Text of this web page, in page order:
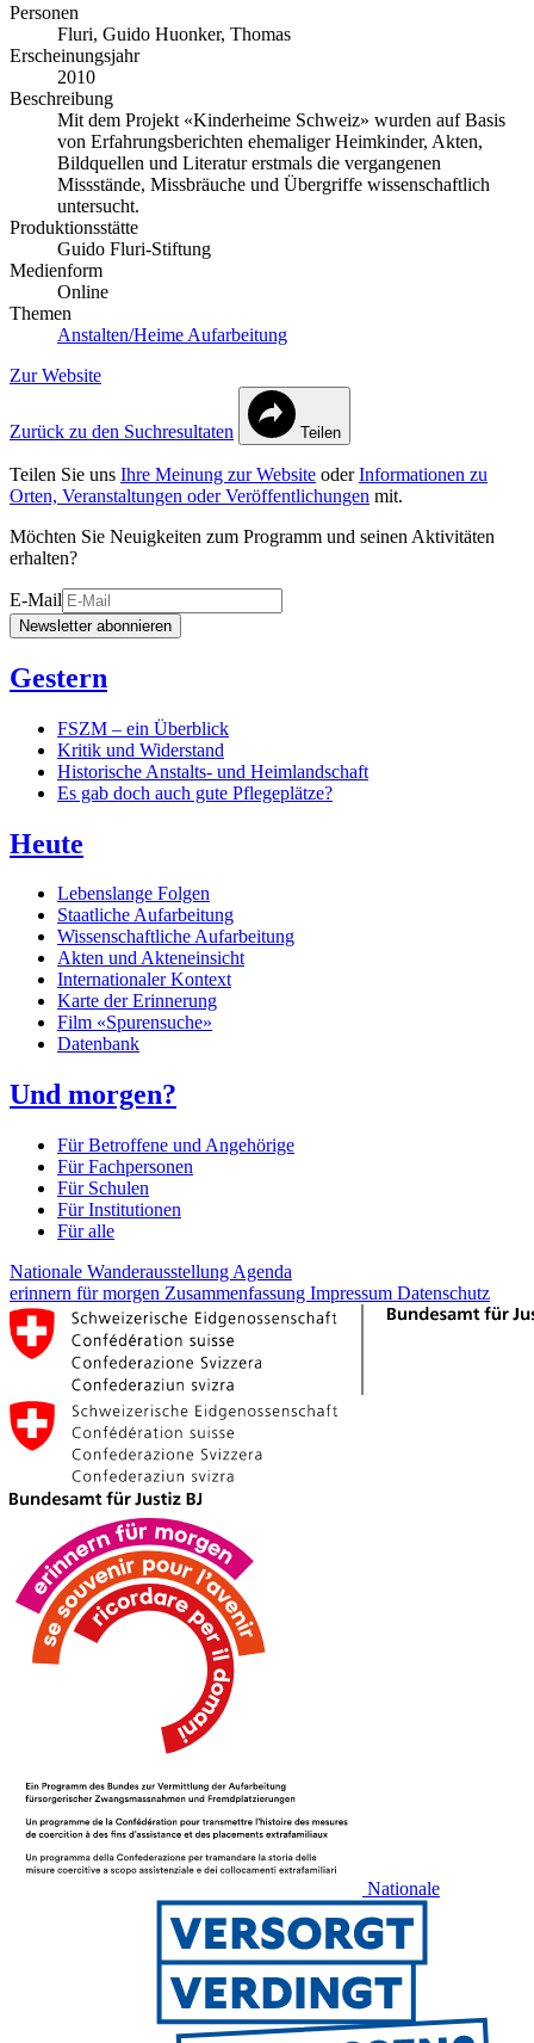
Personen
Fluri, Guido Huonker, Thomas
Erscheinungsjahr
2010
Beschreibung
Mit dem Projekt «Kinderheime Schweiz» wurden auf Basis
von Erfahrungsberichten ehemaliger Heimkinder, Akten,
Bildquellen und Literatur erstmals die vergangenen
Missstände, Missbräuche und Übergriffe wissenschaftlich
untersucht.
Produktionsstätte
Guido Fluri-Stiftung
Medienform
Online
Themen
Anstalten/Heime Aufarbeitung
Zur Website
Zurück zu den Suchresultaten Teilen
Teilen Sie uns Ihre Meinung zur Website oderInformationen zu
Orten, Veranstaltungen oder Veröffentlichungen mit.
Möchten Sie Neuigkeiten zum Programm und seinen Aktivitäten
erhalten?
E-Mail
Newsletter abonnieren
Gestern
FSZM – ein Überblick
Kritik und Widerstand
Historische Anstalts- und Heimlandschaft
Es gab doch auch gute Pflegeplätze?
Heute
Lebenslange Folgen
Staatliche Aufarbeitung
Wissenschaftliche Aufarbeitung
Akten und Akteneinsicht
Internationaler Kontext
Karte der Erinnerung
Film «Spurensuche»
Datenbank
Und morgen?
Für Betroffene und Angehörige
Für Fachpersonen
Für Schulen
Für Institutionen
Für alle
Nationale Wanderausstellung Agenda
erinnern für morgen Zusammenfassung Impressum Datenschutz
Nationale